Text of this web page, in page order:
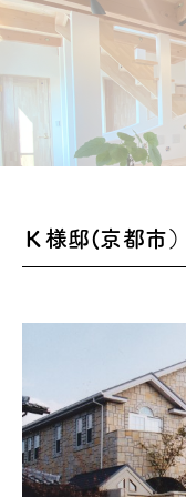
Ｋ様邸(京都市）